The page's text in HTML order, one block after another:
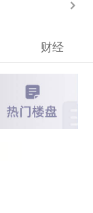
财经